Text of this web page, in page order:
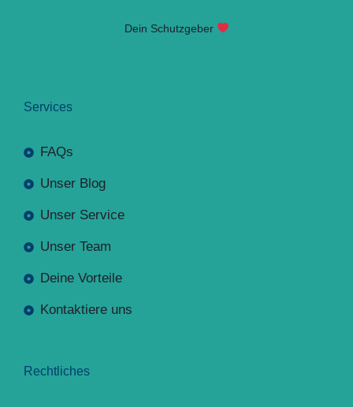
Dein Schutzgeber
Services
FAQs
Unser Blog
Unser Service
Unser Team
Deine Vorteile
Kontaktiere uns
Rechtliches